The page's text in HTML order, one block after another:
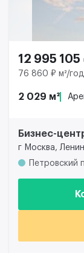
12 995 105
76 860 ₽ м²/год
2 029 м²
Бизнес-
г Москва,
Петровский